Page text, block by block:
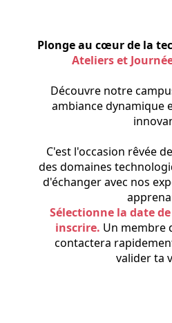
Plonge au cœur de la
Ateliers et
Découvre notre
ambiance dynamique
C'est l'occasion rêvée
des domaines
d'échanger avec nos
Sélectionne la date
inscrire. Un membre
contactera
valider ta